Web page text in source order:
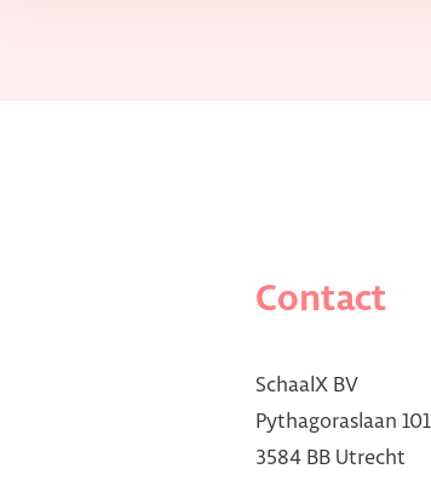
Contact
SchaalX BV
Pythagoraslaan 101
3584 BB Utrecht